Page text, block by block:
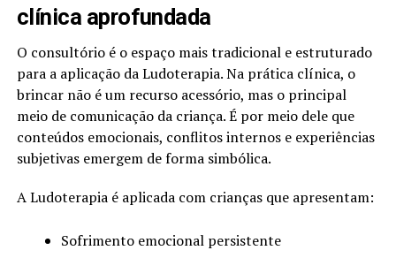
clínica aprofundada
O consultório é o espaço mais tradicional e estruturado
para a aplicação da Ludoterapia. Na prática clínica, o
brincar não é um recurso acessório, mas o principal
meio de comunicação da criança. É por meio dele que
conteúdos emocionais, conflitos internos e experiências
subjetivas emergem de forma simbólica.
A Ludoterapia é aplicada com crianças que apresentam:
Sofrimento emocional persistente